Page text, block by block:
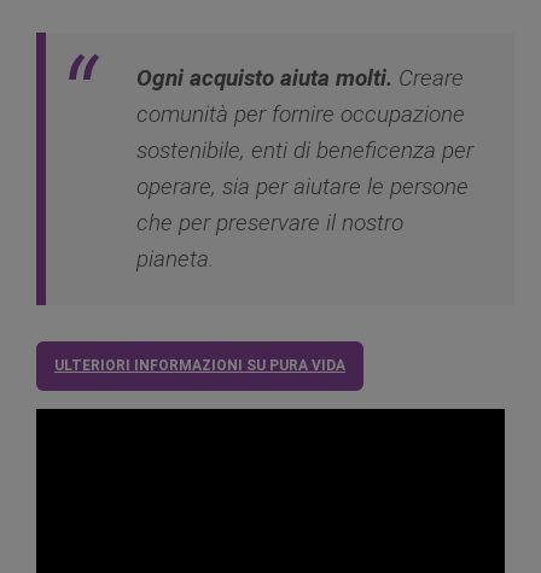
Ogni acquisto aiuta molti. Creare
comunità per fornire occupazione
sostenibile, enti di beneficenza per
operare, sia per aiutare le persone
che per preservare il nostro
pianeta.
ULTERIORI INFORMAZIONI SU PURA VIDA